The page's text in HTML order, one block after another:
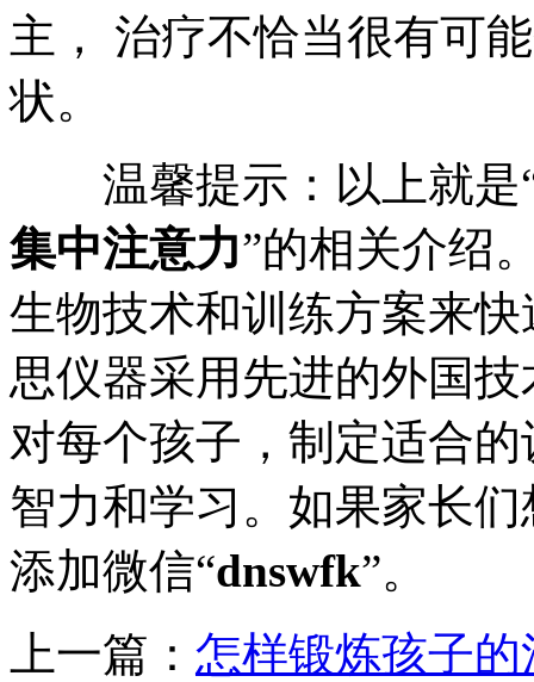
主， 治疗不恰当很有可
状。
温馨提示：以上就是
集中注意力”的相关介绍
生物技术和训练方案来
思仪器采用先进的外国
对每个孩子，制定适合
智力和学习。如果家长
添加微信“dnswfk”。
上一篇： 怎样锻炼孩子的